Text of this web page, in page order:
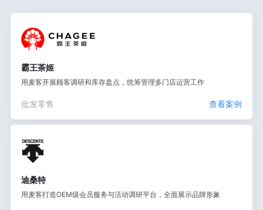
霸王茶姬
用麦客开展顾客调研和库存盘点，统筹管理多门店运营工作
批发零售 查看案例
迪桑特
用麦客打造OEM级会员服务与活动调研平台，全面展示品牌形象